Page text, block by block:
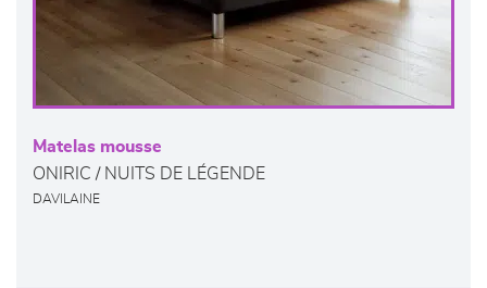
Matelas mousse
ONIRIC / NUITS DE LÉGENDE
DAVILAINE